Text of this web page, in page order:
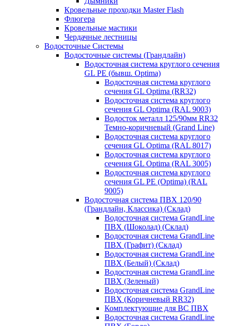
Кровельные проходки Master Flash
Флюгера
Кровельные мастики
Чердачные лестницы
Водосточные Системы
Водосточные системы (Грандлайн)
Водосточная система круглого сечения
GL PE (бывш. Optima)
Водосточная система круглого
сечения GL Optima (RR32)
Водосточная система круглого
сечения GL Optima (RAL 9003)
Водосток металл 125/90мм RR32
Темно-коричневый (Grand Line)
Водосточная система круглого
сечения GL Optima (RAL 8017)
Водосточная система круглого
сечения GL Optima (RAL 3005)
Водосточная система круглого
сечения GL PE (Optima) (RAL
9005)
Водосточная система ПВХ 120/90
(Грандлайн, Классика) (Склад)
Водосточная система GrandLine
ПВХ (Шоколад) (Склад)
Водосточная система GrandLine
ПВХ (Графит) (Склад)
Водосточная система GrandLine
ПВХ (Белый) (Склад)
Водосточная система GrandLine
ПВХ (Зеленый)
Водосточная система GrandLine
ПВХ (Коричневый RR32)
Комплектующие для ВС ПВХ
Водосточная система GrandLine